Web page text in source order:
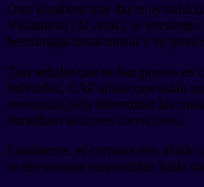
Otro bombero que iba en el
Villanueva (31 años), se
hemorragia intracraneal y su
Tras señalar que se han puesto
fallecidos, LAP añade que están
necesarias para determinar las
inmediato acciones correctivas.
Finalmente, el comunicado añade
se encuentran suspendidas hasta